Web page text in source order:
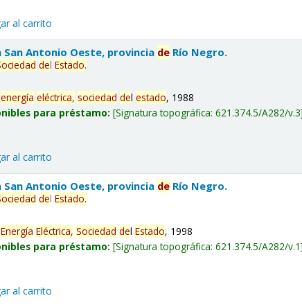
al carrito
Antonio Oeste, provincia de Río Negro.
delEstado.
energía eléctrica, sociedad delestado, 1988
para préstamo: Signatura topográfica:621.374.5/A282/v.3
al carrito
Antonio Oeste, provincia de Río Negro.
delEstado.
Energía Eléctrica, Sociedad delEstado, 1998
para préstamo: Signatura topográfica:621.374.5/A282/v.1
al carrito